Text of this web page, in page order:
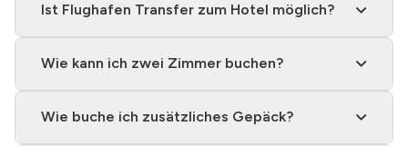
Ist Flughafen Transfer zum Hotel möglich?
Wie kann ich zwei Zimmer buchen?
Wie buche ich zusätzliches Gepäck?